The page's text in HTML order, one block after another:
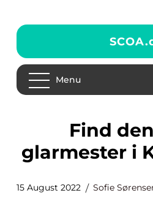
SCOA.
Menu
Find den rette
glarmester i
15 August 2022 Sofie